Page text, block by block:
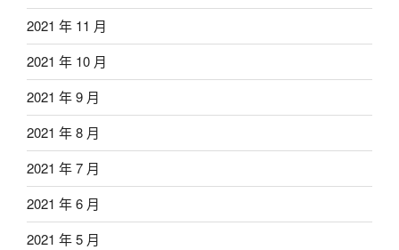
2021 年 11 月
2021 年 10 月
2021 年 9 月
2021 年 8 月
2021 年 7 月
2021 年 6 月
2021 年 5 月